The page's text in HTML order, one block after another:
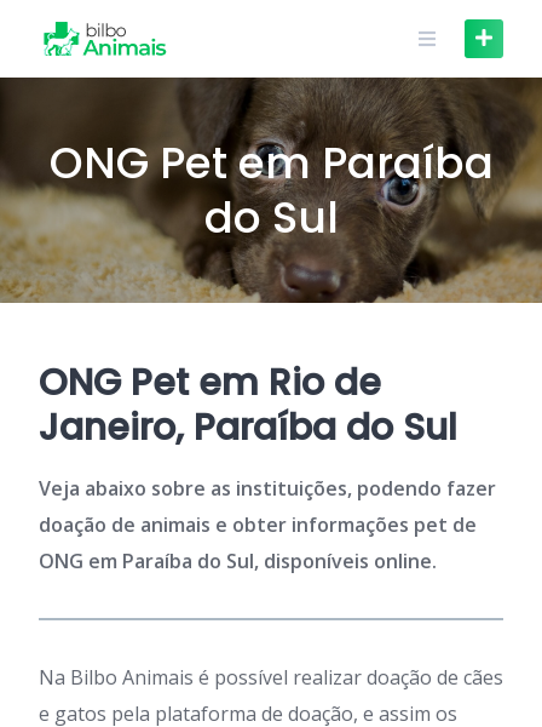
content
ONG Pet em Paraíba
do Sul
ONG Pet em Rio de
Janeiro, Paraíba do Sul
Veja abaixo sobre as instituições, podendo fazer
doação de animais e obter informações pet de
ONG em Paraíba do Sul, disponíveis online.
Na Bilbo Animais é possível realizar doação de cães
e gatos pela plataforma de doação, e assim os